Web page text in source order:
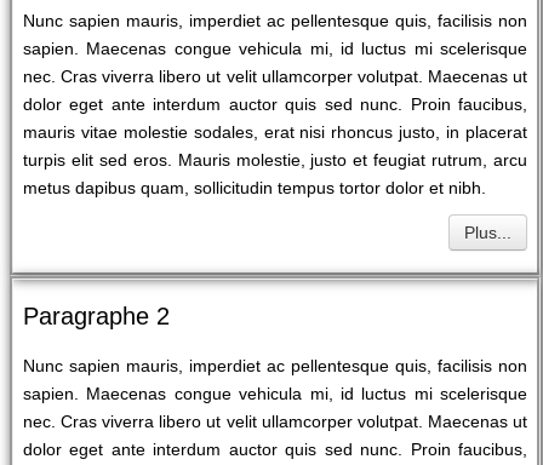
Sorties - Voyages
Blog
Nunc sapien mauris, imperdiet ac pellentesque quis, facilisis non
sapien. Maecenas congue vehicula mi, id luctus mi scelerisque
nec. Cras viverra libero ut velit ullamcorper volutpat. Maecenas ut
dolor eget ante interdum auctor quis sed nunc. Proin faucibus,
mauris vitae molestie sodales, erat nisi rhoncus justo, in placerat
turpis elit sed eros. Mauris molestie, justo et feugiat rutrum, arcu
metus dapibus quam, sollicitudin tempus tortor dolor et nibh.
Plus...
Paragraphe 2
Nunc sapien mauris, imperdiet ac pellentesque quis, facilisis non
sapien. Maecenas congue vehicula mi, id luctus mi scelerisque
nec. Cras viverra libero ut velit ullamcorper volutpat. Maecenas ut
dolor eget ante interdum auctor quis sed nunc. Proin faucibus,